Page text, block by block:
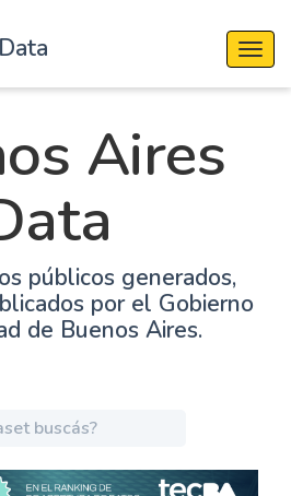
Aires
públicos generados,
por el Gobierno
de Buenos Aires.